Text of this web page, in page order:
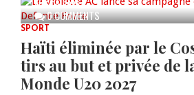
0 COMMENTS
AUG 04, 2026
SPORT
Haïti éliminée par le
tirs au but et privée de
Monde U20 2027